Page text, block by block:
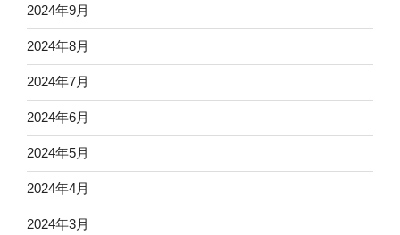
2024年9月
2024年8月
2024年7月
2024年6月
2024年5月
2024年4月
2024年3月